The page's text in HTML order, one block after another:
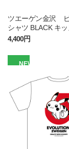
ツエーゲン金沢
シャツ BLACK キ
4,400円
NEW